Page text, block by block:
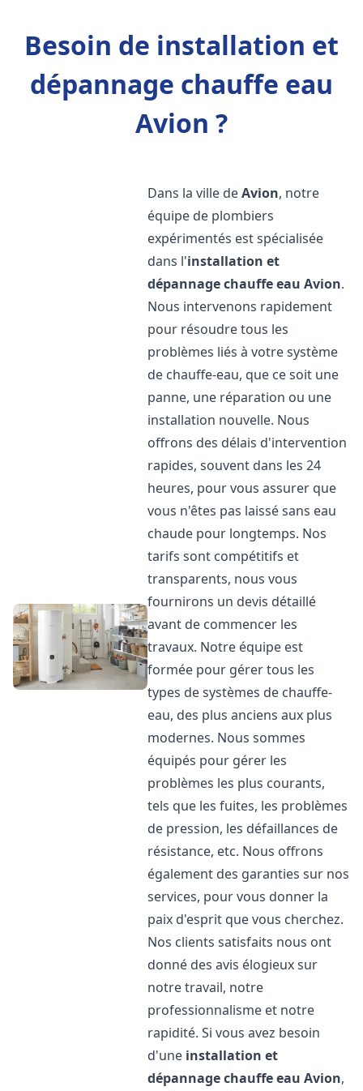
Besoin de installation et
dépannage chauffe eau
Avion ?
Dans la ville deAvion, notre
équipe de plombiers
expérimentés est spécialisée
dans l'installation et
dépannage chauffe eau Avion.
Nous intervenons rapidement
pour résoudre tous les
problèmes liés à votre système
de chauffe-eau, que ce soit une
panne, une réparation ou une
installation nouvelle. Nous
offrons des délais d'intervention
rapides, souvent dans les 24
heures, pour vous assurer que
vous n'êtes pas laissé sans eau
chaude pour longtemps. Nos
tarifs sont compétitifs et
transparents, nous vous
fournirons un devis détaillé
avant de commencer les
travaux. Notre équipe est
formée pour gérer tous les
types de systèmes de chauffe-
eau, des plus anciens aux plus
modernes. Nous sommes
équipés pour gérer les
problèmes les plus courants,
tels que les fuites, les problèmes
de pression, les défaillances de
résistance, etc. Nous offrons
également des garanties sur nos
services, pour vous donner la
paix d'esprit que vous cherchez.
Nos clients satisfaits nous ont
donné des avis élogieux sur
notre travail, notre
professionnalisme et notre
rapidité. Si vous avez besoin
d'une installation et
dépannage chauffe eau Avion,